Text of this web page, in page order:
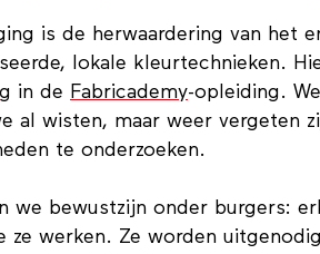
is de herwaardering van het
lokale kleurtechnieken.
in deFabricademy-opleiding.
al wisten, maar weer vergeten
we bewustzijn onder burgers: